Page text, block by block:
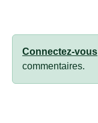
Connectez-vous
commentaires.